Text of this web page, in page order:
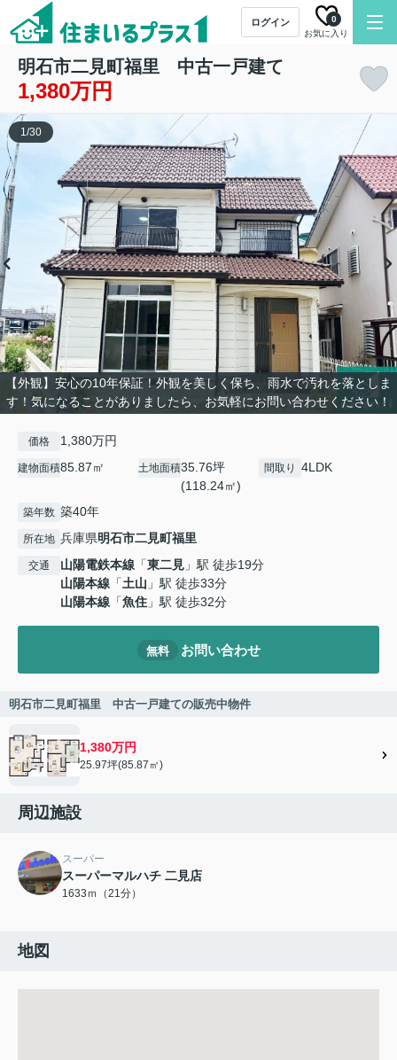
ログイン
お気に入り
0
明石市二見町福里 中古一戸建て
1,380万円
【外観】安心の10年保証！外観を美しく保ち、雨水で汚れを落としま
す！気になることがありましたら、お気軽にお問い合わせください！
1/30
価格 1,380万円
建物面積85.87㎡ 土地面積35.76坪
(118.24㎡)
間取り 4LDK
築年数 築40年
所在地 兵庫県明石市二見町福里
交通 山陽電鉄本線 「東二見 」駅 徒歩19分
山陽本線 「土山 」駅 徒歩33分
山陽本線 「魚住 」駅 徒歩32分
無料 お問い合わせ
明石市二見町福里 中古一戸建ての販売中物件
1,380万円
25.97坪(85.87㎡)
周辺施設
スーパー
スーパーマルハチ 二見店
1633ｍ（21分）
地図